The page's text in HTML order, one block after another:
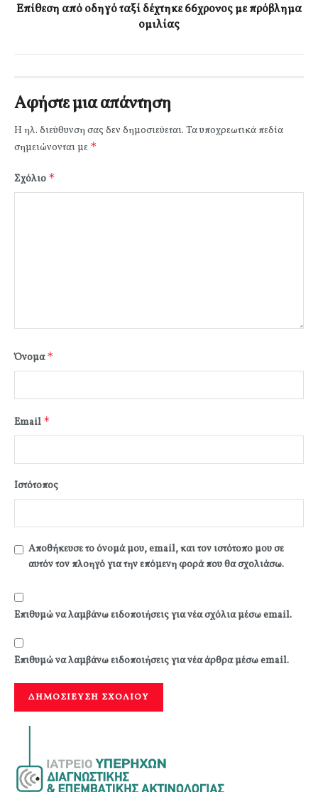
Επίθεση από οδηγό ταξί δέχτηκε 66χρονος με πρόβλημα
ομιλίας
Αφήστε μια απάντηση
Η ηλ. διεύθυνση σας δεν δημοσιεύεται. Τα υποχρεωτικά πεδία
σημειώνονται με *
Σχόλιο *
Όνομα*
Email *
Ιστότοπος
Αποθήκευσε το όνομά μου, email, και τον ιστότοπο μου σε
αυτόν τον πλοηγό για την επόμενη φορά που θα σχολιάσω.
Επιθυμώ να λαμβάνω ειδοποιήσεις για νέα σχόλια μέσω email.
Επιθυμώ να λαμβάνω ειδοποιήσεις για νέα άρθρα μέσω email.